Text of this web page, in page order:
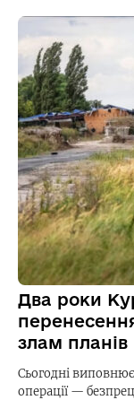
Два роки
злам
Сьогодні
операції —